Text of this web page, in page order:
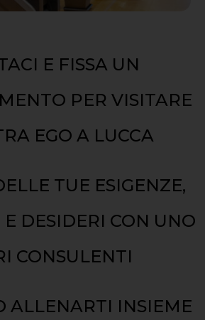
E FISSA UN
PER VISITARE
EGO A LUCCA
TUE ESIGENZE,
E DESIDERI CON UNO
CONSULENTI
ALLENARTI INSIEME